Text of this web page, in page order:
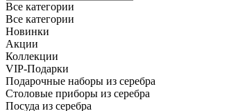
Все категории
Все категории
Новинки
Акции
Коллекции
VIP-Подарки
Подарочные наборы из серебра
Столовые приборы из серебра
Посуда из серебра